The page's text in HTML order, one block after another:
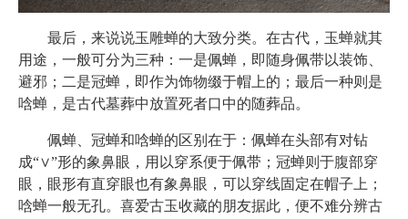
最后，来说说玉雕蝉的大致分类。在古代，玉蝉就其
用途，一般可分为三种：一是佩蝉，即随身佩带以装饰、
避邪；二是冠蝉，即作为饰物缀于帽上的；最后一种则是
唅蝉，是古代墓葬中放置死者口中的随葬品。
佩蝉、冠蝉和唅蝉的区别在于：佩蝉在头部有对钻
成“∨”形的象鼻眼，用以穿系便于佩带；冠蝉则于腹部穿
眼，眼形有直穿眼也有象鼻眼，可以穿线固定在帽子上；
唅蝉一般无孔。喜爱古玉收藏的朋友据此，便不难分辨古